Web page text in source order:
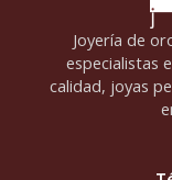
Joyería de
especialistas
calidad, joyas